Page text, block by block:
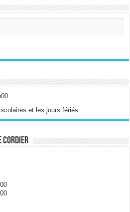
et les jours fériés.
Cordier